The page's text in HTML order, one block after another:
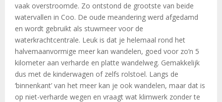
vaak overstroomde. Zo ontstond de grootste van beide
watervallen in Coo. De oude meandering werd afgedamd
en wordt gebruikt als stuwmeer voor de
waterkrachtcentrale. Leuk is dat je helemaal rond het
halvemaanvormige meer kan wandelen, goed voor zo’n 5
kilometer aan verharde en platte wandelweg. Gemakkelijk
dus met de kinderwagen of zelfs rolstoel. Langs de
‘binnenkant’ van het meer kan je ook wandelen, maar dat is
op niet-verharde wegen en vraagt wat klimwerk zonder te